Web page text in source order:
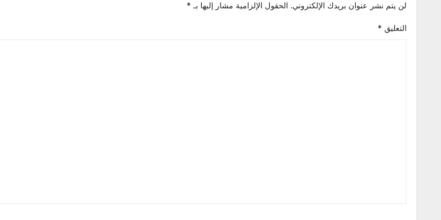
لن يتم نشر عنوان بريدك الإلكتروني. الحقول الإلزامية مشار إليها بـ *
التعليق *